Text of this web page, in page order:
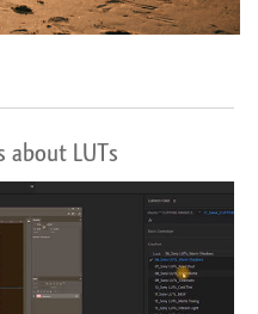
about LUTs